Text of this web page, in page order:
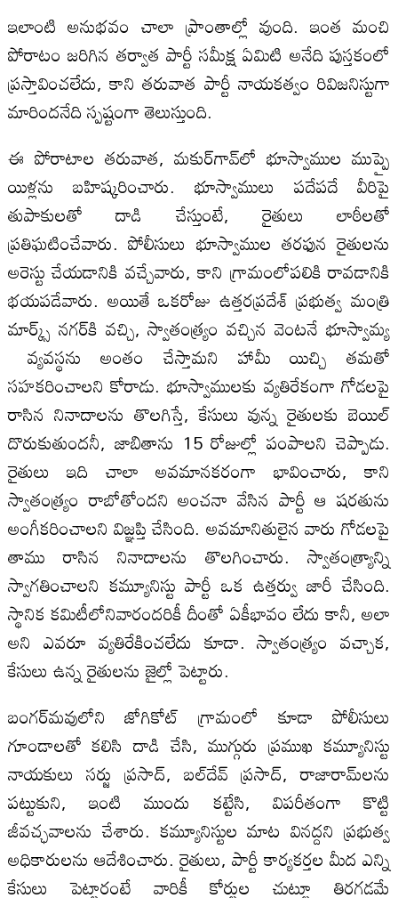
ఇలాంటి అనుభవం చాలా ప్రాంతాల్లో వుంది. ఇంత మంచి
పోరాటం జరిగిన తర్వాత పార్టీ సమీక్ష ఏమిటి అనేది పుస్తకంలో
ప్రస్తావించలేదు, కాని తరువాత పార్టీ నాయకత్వం రివిజనిస్టుగా
మారిందనేది స్పష్టంగా తెలుస్తుంది.
ఈ పోరాటాల తరువాత, మకుర్‌గావ్‌లో భూస్వాముల ముప్పై
యిళ్లను బహిష్కరించారు. భూస్వాములు పదేపదే వీరిపై
తుపాకులతో దాడి చేస్తుంటే, రైతులు లాఠీలతో
ప్రతిఘటించేవారు. పోలీసులు భూస్వాముల తరఫున రైతులను
అరెస్టు చేయడానికి వచ్చేవారు, కాని గ్రామంలోపలికి రావడానికి
భయపడేవారు. అయితే ఒకరోజు ఉత్తరప్రదేశ్ ప్రభుత్వ మంత్రి
మార్క్స్ నగర్‌కి వచ్చి, స్వాతంత్య్రం వచ్చిన వెంటనే భూస్వామ్య
వ్యవస్థను అంతం చేస్తామని హామీ యిచ్చి తమతో
సహకరించాలని కోరాడు. భూస్వాములకు వ్యతిరేకంగా గోడలపై
రాసిన నినాదాలను తొలగిస్తే, కేసులు వున్న రైతులకు బెయిల్‌
దొరుకుతుందనీ, జాబితాను 15 రోజుల్లో పంపాలని చెప్పాడు.
రైతులు ఇది చాలా అవమానకరంగా భావించారు, కాని
స్వాతంత్ర్యం రాబోతోందని అంచనా వేసిన పార్టీ ఆ షరతును
అంగీకరించాలని విజ్ఞప్తి చేసింది. అవమానితులైన వారు గోడలపై
తాము రాసిన నినాదాలను తొలగించారు. స్వాతంత్ర్యాన్ని
స్వాగతించాలని కమ్యూనిస్టు పార్టీ ఒక ఉత్తర్వు జారీ చేసింది.
స్థానిక కమిటీలోనివారందరికీ దీంతో ఏకీభావం లేదు కానీ, అలా
అని ఎవరూ వ్యతిరేకించలేదు కూడా. స్వాతంత్ర్యం వచ్చాక,
కేసులు ఉన్న రైతులను జైల్లో పెట్టారు.
బంగర్‌మవులోని జోగికోట్ గ్రామంలో కూడా పోలీసులు
గూండాలతో కలిసి దాడి చేసి, ముగ్గురు ప్రముఖ కమ్యూనిస్టు
నాయకులు సర్జు ప్రసాద్, బల్‌దేవ్ ప్రసాద్, రాజారామ్‌లను
పట్టుకుని, ఇంటి ముందు కట్టేసి, విపరీతంగా కొట్టి
జీవచ్ఛవాలను చేశారు. కమ్యూనిస్టుల మాట వినద్దని ప్రభుత్వ
అధికారులను ఆదేశించారు. రైతులు, పార్టీ కార్యకర్తల మీద ఎన్ని
కేసులు పెట్టారంటే వారికీ కోర్టుల చుట్టూ తిరగడమే